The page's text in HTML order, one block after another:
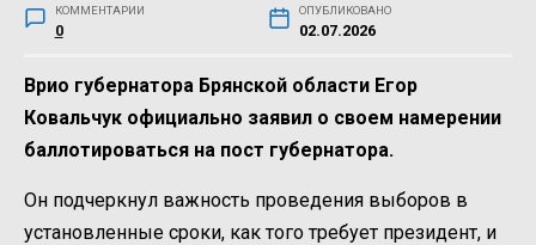
КОММЕНТАРИИ
0
ОПУБЛИКОВАНО
02.07.2026
Врио губернатора Брянской области Егор
Ковальчук официально заявил о своем намерении
баллотироваться на пост губернатора.
Он подчеркнул важность проведения выборов в
установленные сроки, как того требует президент, и